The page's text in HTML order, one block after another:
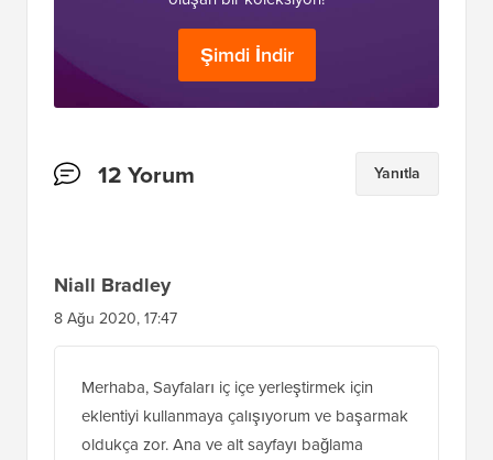
Şimdi İndir
Okuyucu12 Yorum Yanıtla
Niall Bradley
8 Ağu 2020, 17:47
Merhaba, Sayfaları iç içe yerleştirmek için
eklentiyi kullanmaya çalışıyorum ve başarmak
oldukça zor. Ana ve alt sayfayı bağlama